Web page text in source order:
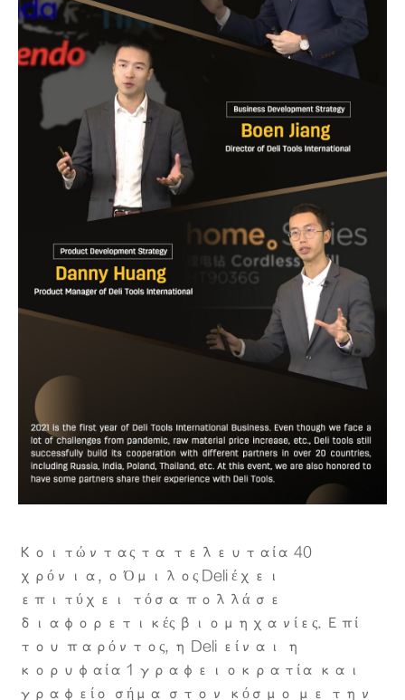
Κοιτώντας τα τελευταία 40
χρόνια, ο Όμιλος Deli έχει
επιτύχει τόσα πολλά σε
διαφορετικές βιομηχανίες. Επί
του παρόντος, η Deli είναι η
κορυφαία 1 γραφειοκρατία και
γραφείο σήμα στον κόσμο με την